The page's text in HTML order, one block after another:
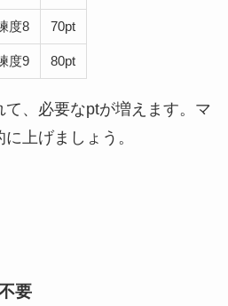
度8 70pt
度9 80pt
、必要なptが増えます。マ
上げましょう。
要